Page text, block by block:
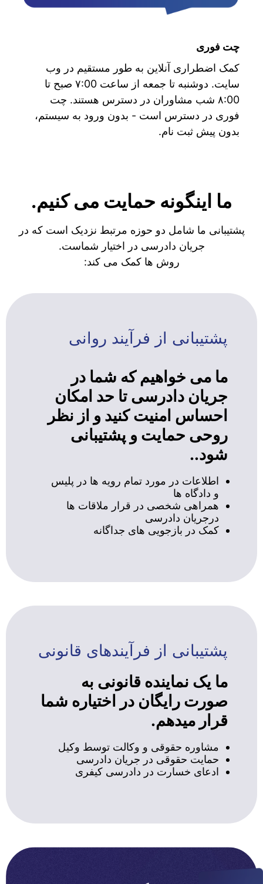
چت فوری
کمک اضطراری آنلاین به طور مستقیم در وب
سایت. دوشنبه تا جمعه از ساعت ۷:00 صبح تا
۸:00 شب مشاوران در دسترس هستند. چت
فوری در دسترس است - بدون ورود به سیستم،
بدون پیش ثبت نام.
ما اینگونه حمایت می کنیم.
پشتیبانی ما شامل دو حوزه مرتبط نزدیک است که در
جریان دادرسی در اختیار شماست.
روش ها کمک می کند:
پشتیبانی از فرآیند روانی
ما می خواهیم که شما در
جریان دادرسی تا حد امکان
احساس امنیت کنید و از نظر
روحی حمایت و پشتیبانی
شود..
اطلاعات در مورد تمام رویه ها در پلیس
و دادگاه ها
همراهی شخصی در قرار ملاقات ها
درجریان دادرسی
کمک در بازجویی های جداگانه
پشتیبانی از فرآیندهای قانونی
ما یک نماینده قانونی به
صورت رایگان در اختیاره شما
قرار میدهم.
مشاوره حقوقی و وکالت توسط وکیل
حمایت حقوقی در جریان دادرسی
ادعای خسارت در دادرسی کیفری